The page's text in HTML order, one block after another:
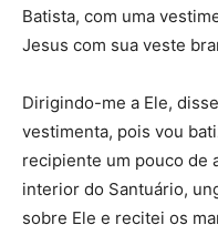
Batista, com uma
Jesus com sua veste
Dirigindo-me a Ele,
vestimenta, pois vou
recipiente um pouco de
interior do Santuário,
sobre Ele e recitei os